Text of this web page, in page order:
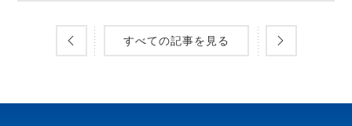
すべての記事を見る